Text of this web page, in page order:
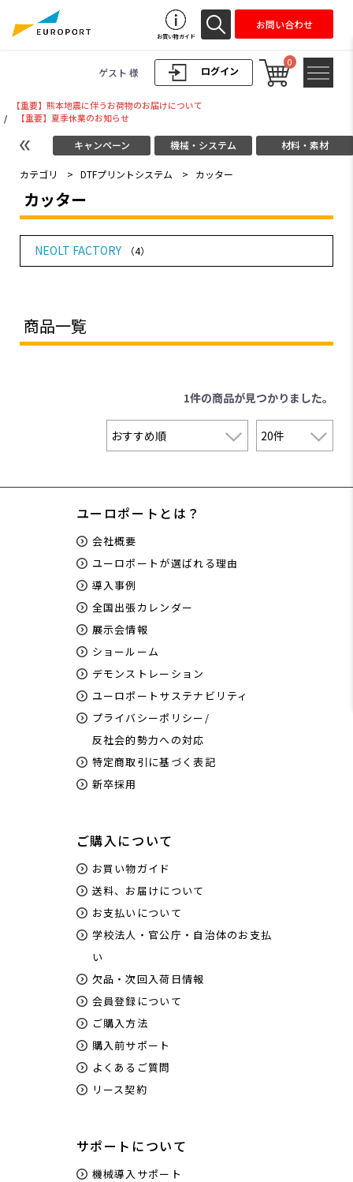
ログイン
ゲスト 様
0
お買い物ガイド
お問い合わせ
【重要】熊本地震に伴うお荷物のお届けについて
/
【重要】夏季休業のお知らせ
キャンペーン 機械・システム 材料・素材
カテゴリ > DTFプリントシステム > カッター
カッター
NEOLT FACTORY （4）
商品一覧
1件の商品が見つかりました。
ユーロポートとは？
会社概要
ユーロポートが選ばれる理由
導入事例
全国出張カレンダー
展示会情報
ショールーム
デモンストレーション
ユーロポートサステナビリティ
プライバシーポリシー/
反社会的勢力への対応
特定商取引に基づく表記
新卒採用
ご購入について
お買い物ガイド
送料、お届けについて
お支払いについて
学校法人・官公庁・自治体のお支払
い
欠品・次回入荷日情報
会員登録について
ご購入方法
購入前サポート
よくあるご質問
リース契約
サポートについて
機械導入サポート